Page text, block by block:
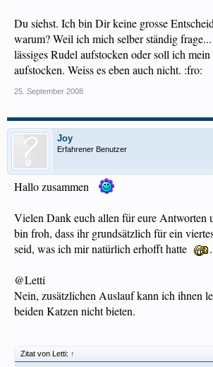
Du siehst. Ich bin Dir keine grosse
warum? Weil ich mich selber ständig
lässiges Rudel aufstocken oder soll ich
aufstocken. Weiss es eben auch nicht. :fro:
25. September 2008
Joy
Erfahrener Benutzer
Hallo zusammen
Vielen Dank euch allen für eure Antworten
bin froh, dass ihr grundsätzlich für ein
seid, was ich mir natürlich erhofft hatte
.
@Letti
Nein, zusätzlichen Auslauf kann ich ihnen
beiden Katzen nicht bieten.
Zitat von Letti: ↑